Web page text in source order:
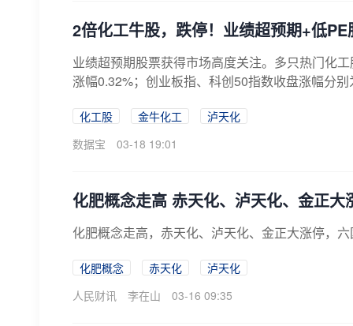
2倍化工牛股，跌停！业绩超预期+低
业绩超预期股票获得市场高度关注。多只热门化
涨幅0.32%；创业板指、科创50指数收盘涨幅分
化工股 金牛化工
泸天化
数据宝
03-18 19:01
化肥概念走高 赤天化、泸天化、金正大
化肥概念走高，赤天化、泸天化、金正大涨停，
化肥概念 赤天化
泸天化
人民财讯
李在山 03-16 09:35